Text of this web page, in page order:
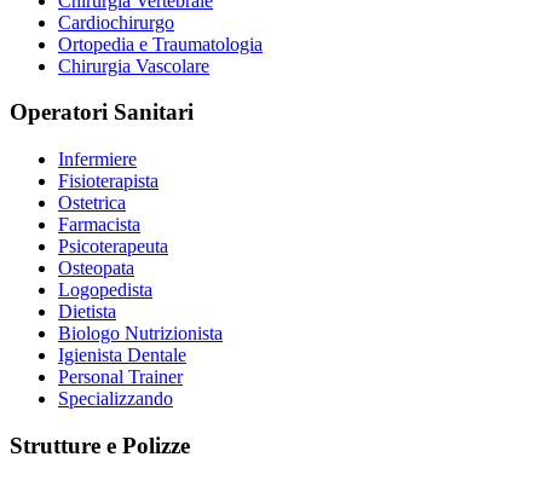
Cardiochirurgo
Ortopedia e Traumatologia
Chirurgia Vascolare
Operatori Sanitari
Infermiere
Fisioterapista
Ostetrica
Farmacista
Psicoterapeuta
Osteopata
Logopedista
Dietista
Biologo Nutrizionista
Igienista Dentale
Personal Trainer
Specializzando
Strutture e Polizze